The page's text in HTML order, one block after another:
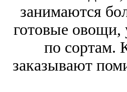
занимаются
готовые
по сортам.
заказывают